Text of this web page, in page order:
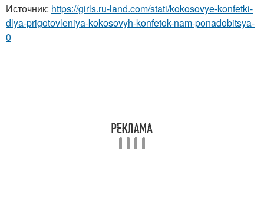
Источник: https://girls.ru-land.com/stati/kokosovye-konfetki-
dlya-prigotovleniya-kokosovyh-konfetok-nam-ponadobitsya-
0